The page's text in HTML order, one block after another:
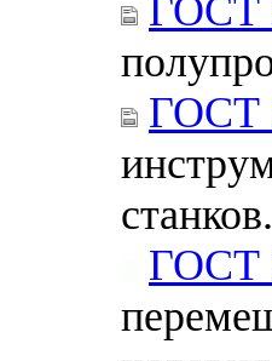
ГОСТ
ГОСТ
ГОСТ